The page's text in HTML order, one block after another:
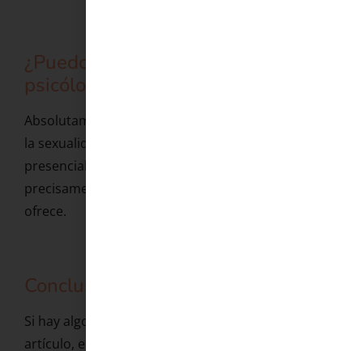
¿Puedo hablar de esto con una
psicóloga online?
Absolutamente. La terapia online permite trabajar
la sexualidad con la misma profundidad que la
presencial, y muchas mujeres la prefieren
precisamente por la comodidad y la privacidad que
ofrece.
Conclusión
Si hay algo que quiero que te lleves de este
artículo, es esto: el orgasmo no es un examen que